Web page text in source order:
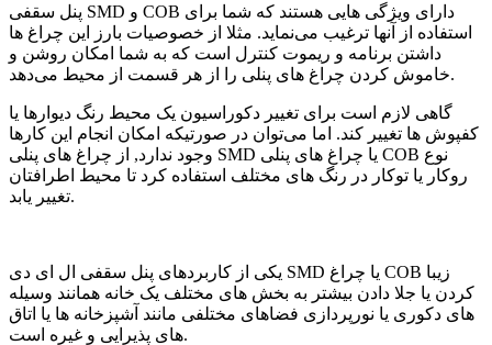
پنل سقفی SMD و COB دارای ویژگی هایی هستند که شما برای
استفاده از آنها ترغیب می‌نماید. مثلا از خصوصیات بارز این چراغ ها
داشتن برنامه و ریموت کنترل است که به شما امکان روشن و
خاموش کردن چراغ های پنلی را از هر قسمت از محیط می‌دهد.
گاهی لازم است برای تغییر دکوراسیون یک محیط رنگ دیوارها یا
کفپوش ها تغییر کند. اما می‌توان در صورتیکه امکان انجام این کارها
وجود ندارد, از چراغ های پنلی SMD یا چراغ های پنلی COB نوع
روکار یا توکار در رنگ های مختلف استفاده کرد تا محیط اطرافتان
تغییر یابد.
یکی از کاربردهای پنل سقفی ال ای دی SMD یا چراغ COB زیبا
کردن یا جلا دادن بیشتر به بخش های مختلف یک خانه همانند وسیله
های دکوری یا نورپردازی فضاهای مختلفی مانند آشپزخانه ها یا اتاق
های پذیرایی و غیره است.